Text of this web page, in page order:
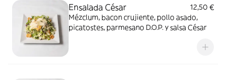
Ensalada César
12,50 €
Mézclum, bacon crujiente, pollo asado,
picatostes, parmesano D.O.P. y salsa César